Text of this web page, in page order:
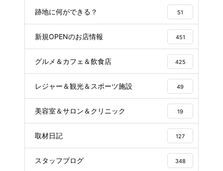
跡地に何ができる？ 51
新規OPENのお店情報 451
グルメ＆カフェ＆飲食店 425
レジャー＆観光＆スポーツ施設 49
美容室＆サロン＆クリニック 19
取材日記 127
スタッフブログ 348